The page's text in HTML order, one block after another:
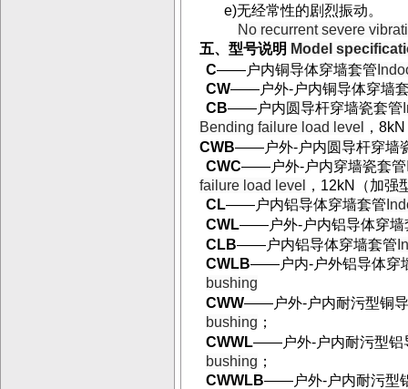
e)无经常性的剧烈振动。
No recurrent severe
五、型号说明 Model
C——户内铜导体穿墙套管
CW——户外-户内铜导体穿墙
CB——户内圆导杆穿墙瓷套管
Bending failure load level
， 8kN
CWB——户外-户内圆导杆穿墙
CWC——户外-户内穿墙瓷套管
failure load level
， 12kN
（加强
CL——户内铝导体穿墙套管
CWL——户外-户内铝导体穿墙
CLB——户内铝导体穿墙套管
CWLB——户内-户外铝导体穿
bushing
CWW——户外-户内耐污型铜
bushing ；
CWWL——户外-户内耐污型铝
bushing ；
CWWLB——户外-户内耐污型